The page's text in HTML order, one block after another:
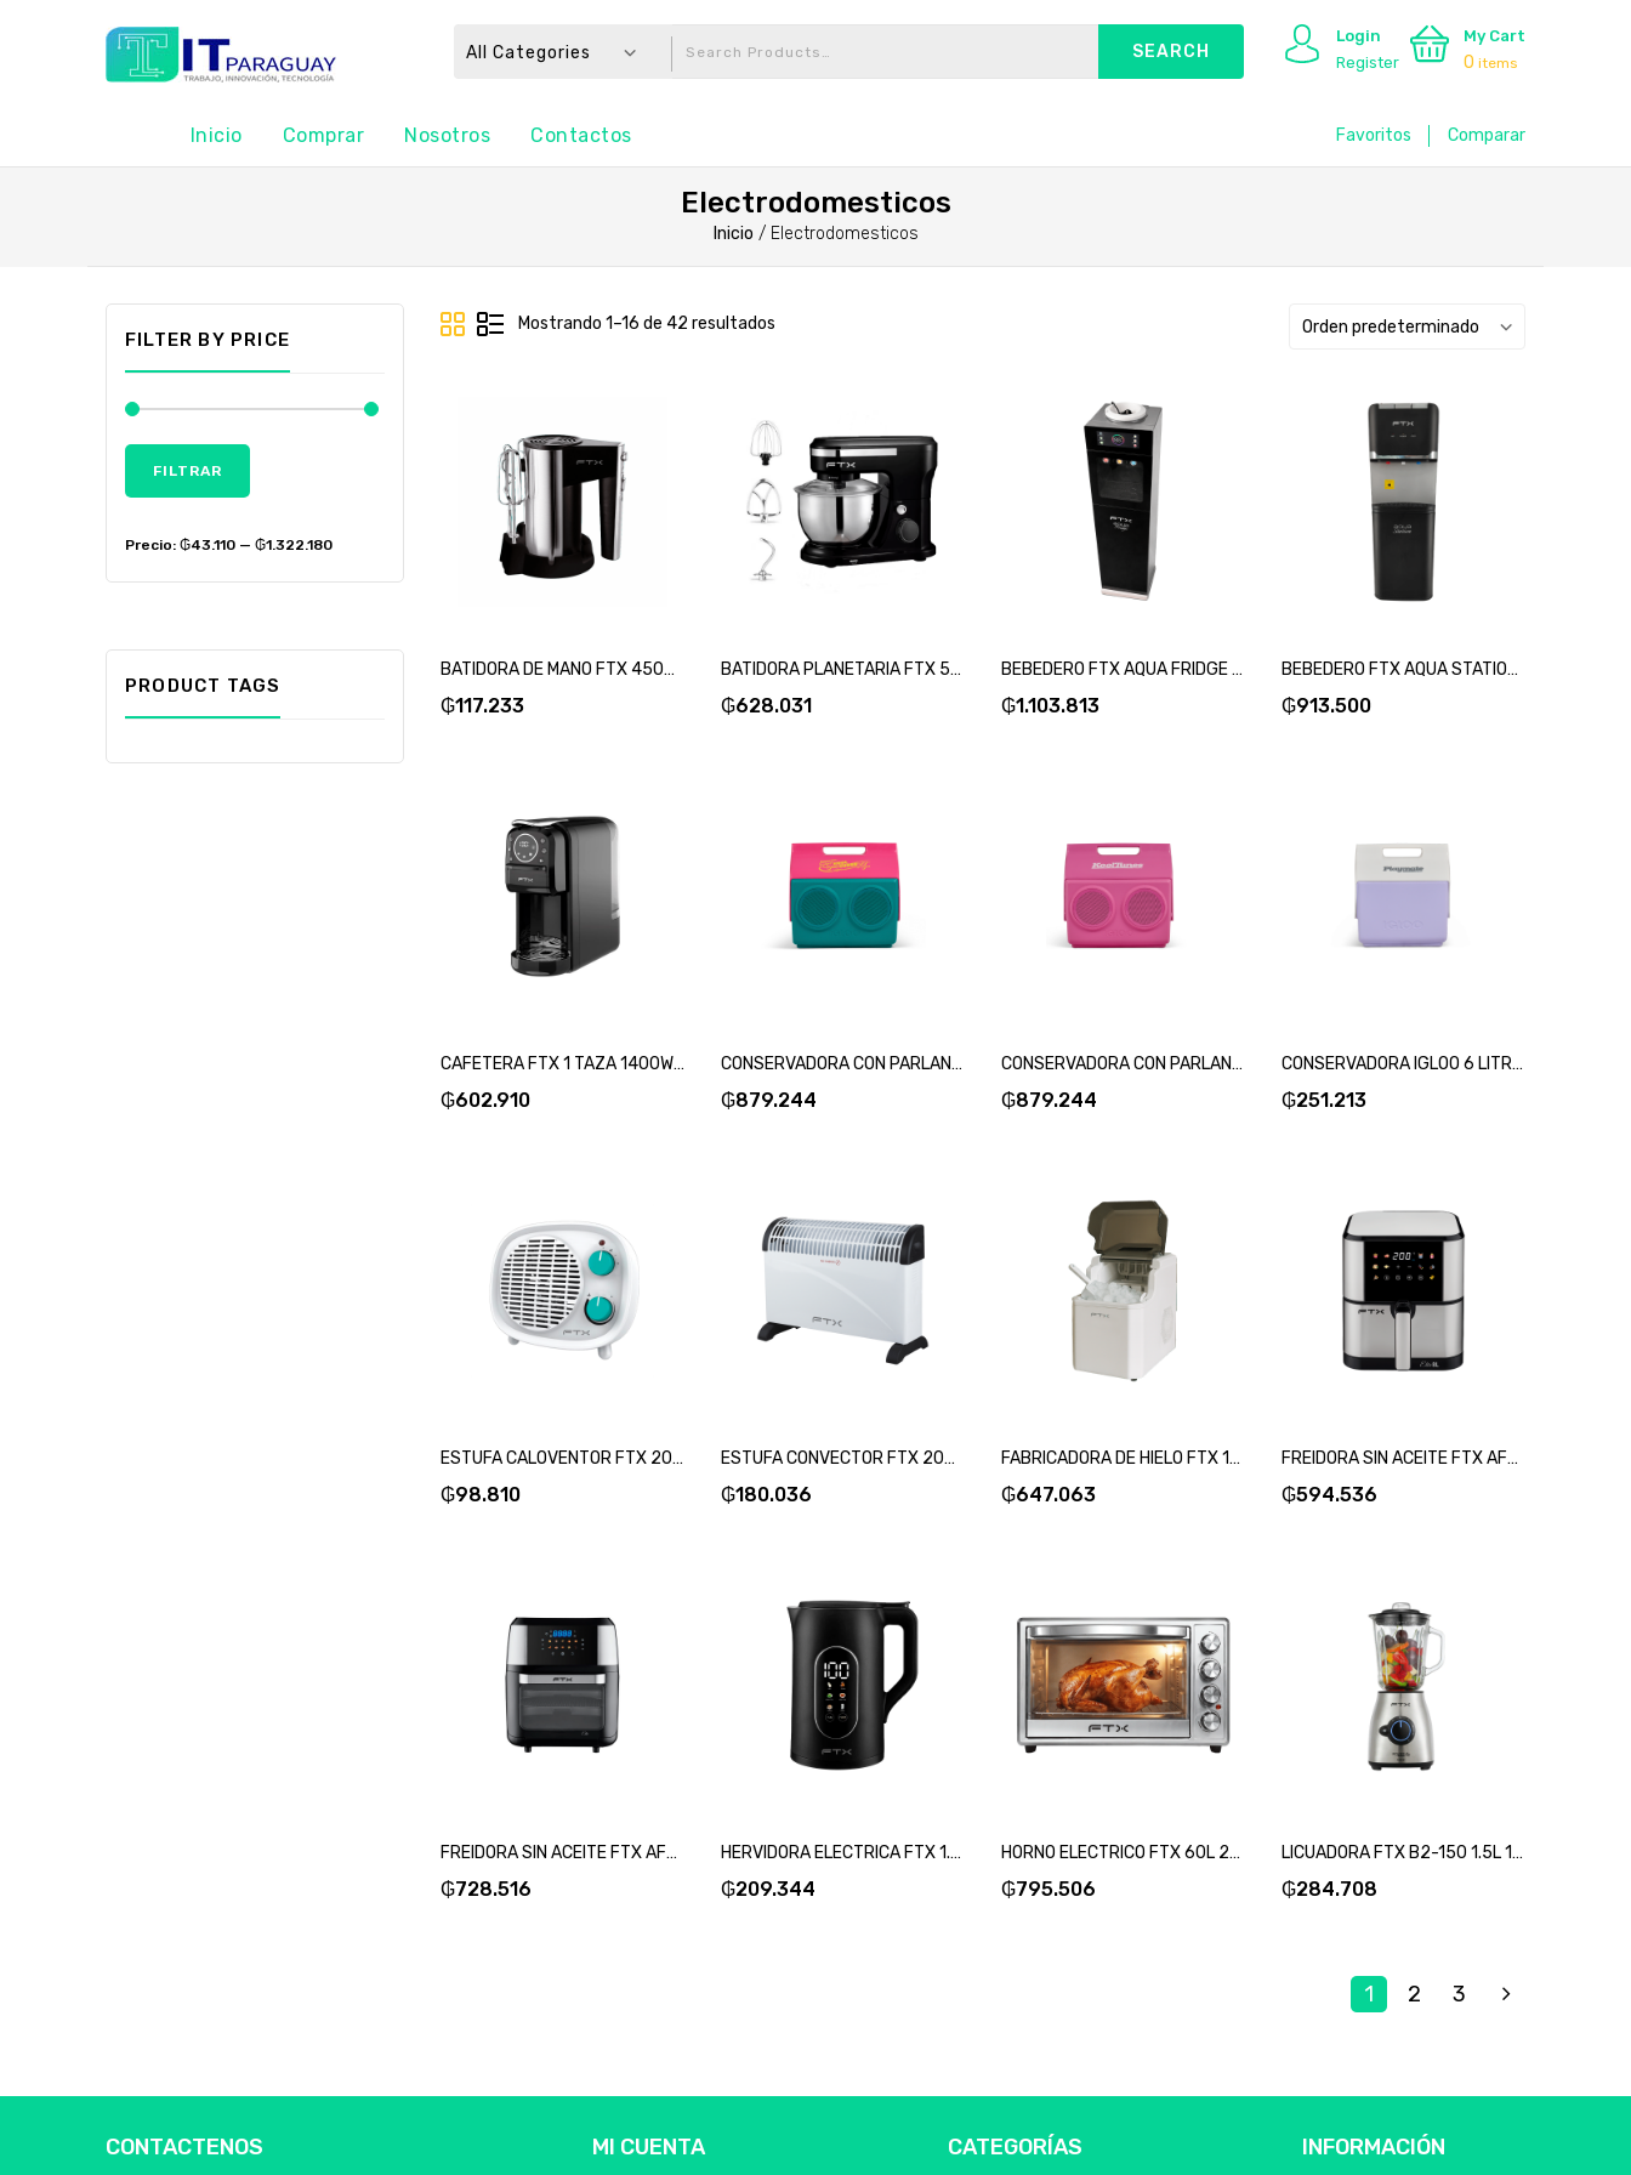
All Categories
Login
Register
My Cart
0 items
Inicio Comprar Nosotros Contactos Favoritos Comparar
Electrodomesticos
Inicio / Electrodomesticos
FILTER BY PRICE
FILTRAR
Precio: ₲43.110 — ₲1.322.180
PRODUCT TAGS
Mostrando 1–16 de 42 resultados Orden predeterminado
BATIDORA DE MANO FTX 450W 220V 5 VELOCIDADES ACERO INOX HB2-545 -SKU:130820
₲117.233
BATIDORA PLANETARIA FTX 5L 1300W 220V ACERO INOX PM2-135-SKU:130714
₲628.031
BEBEDERO FTX AQUA FRIDGE HELADERA/ TOUCH/ FRIO/ NATURAL/ CALOR/ 220V NEGRO WD2-HCFTH-SKU:132343
₲1.103.813
BEBEDERO FTX AQUA STATION FRIO /NATURAL/ CALOR/ CABINET/ 220V NEGRO WD2-HCC-SKU:132336
₲913.500
CAFETERA FTX 1 TAZA 1400W 220V ESPRES/CAPP/NPS/DG/20BAR NEGRO C2-07-SKU:127066
₲602.910
CONSERVADORA CON PARLANTE IGLOO 13L KOOLTUNES JADE 27735-SKU:108195
₲879.244
CONSERVADORA CON PARLANTE IGLOO 13L KOOLTUNES ROSA 27733-SKU:108201
₲879.244
CONSERVADORA IGLOO 6 LITROS RETRO LITTLE PLAYMATE LILA 32981-SKU:118538
₲251.213
ESTUFA CALOVENTOR FTX 2000W FH2-202V BLANCO-SKU:130325
₲98.810
ESTUFA CONVECTOR FTX 2000W CVH2-201V BLANCO-SKU:130318
₲180.036
FABRICADORA DE HIELO FTX 100W 220V 1.5L/15KG BLANCO IM-06-SKU:127387
₲647.063
FREIDORA SIN ACEITE FTX AF2-08V1 ELITE 8L 1800W 220V NEG/ACERO INOX DIGITAL-SKU:124027
₲594.536
FREIDORA SIN ACEITE FTX AF2-12V1 ELITE 12L 1800W 220V NEGRO DIGITAL-SKU:124010
₲728.516
HERVIDORA ELECTRICA FTX 1.7L 1800W 220V TOUCH ACERO INOXIDABLE EK2-1817-SKU:130721
₲209.344
HORNO ELECTRICO FTX 60L 2500W 220V PLATA EO2-602S-SKU:132633
₲795.506
LICUADORA FTX B2-150 1.5L 1000W 220V JARRA VIDRIO ACERO INOXIDABLE-SKU:126618
₲284.708
1 2 3
CONTACTENOS MI CUENTA CATEGORÍAS INFORMACIÓN